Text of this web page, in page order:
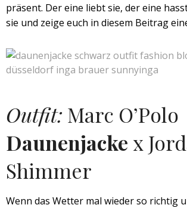
präsent. Der eine liebt sie, der eine
sie und zeige euch in diesem Beitrag
Outfit:Marc O’Polo
Daunenjacke x
Shimmer
Wenn das Wetter mal wieder so richtig